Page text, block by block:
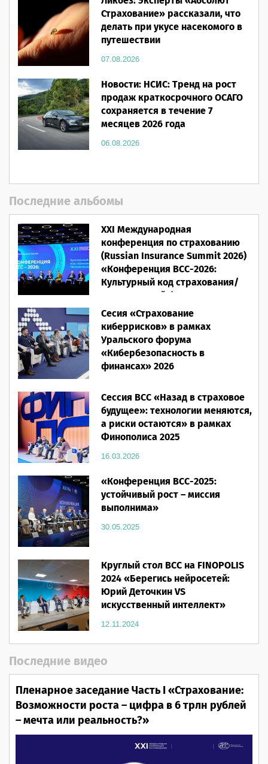
Страхование» рассказали, что
делать при укусе насекомого в
путешествии
07.08.2026
Новости: НСИС: Тренд на рост
продаж краткосрочного ОСАГО
сохраняется в течение 7
месяцев 2026 года
06.08.2026
Последние альбомы
XXI Международная
конференция по страхованию
(Russian Insurance Summit 2026)
«Конференция ВСС-2026:
Культурный код страхования/
Человеческий фактор»
28.05.2026
Сесия «Страхование
киберрисков» в рамках
Уральского форума
«Кибербезопасность в
финансах» 2026
Сессия ВСС «Назад в страховое
будущее»: технологии меняются,
а риски остаются» в рамках
Финополиса 2025
16.03.2026
«Конференция ВСС-2025:
устойчивый рост – миссия
выполнима»
30.05.2025
Круглый стол ВСС на FINOPOLIS
2024 «Берегись нейросетей:
Юрий Деточкин VS
искусственный интеллект»
12.11.2024
Последние видео
Пленарное заседание Часть I «Страхование:
Возможности роста – цифра в 6 трлн рублей
– мечта или реальность?»